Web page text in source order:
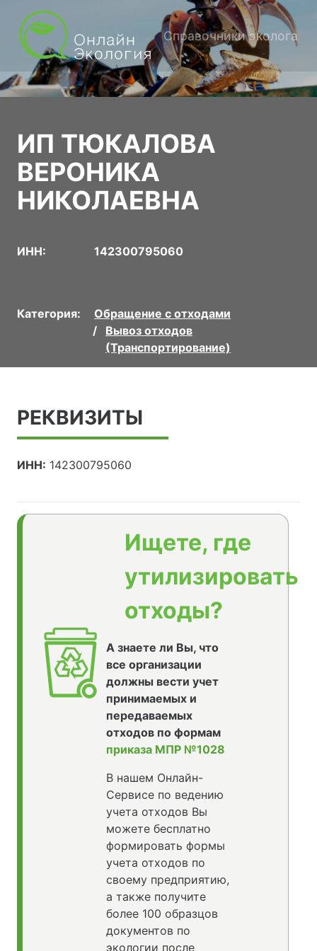
Справочники эколога
ИП ТЮКАЛОВА
ВЕРОНИКА
НИКОЛАЕВНА
ИНН: 142300795060
Категория:
Обращение с отходами
Вывоз отходов
(Транспортирование)
РЕКВИЗИТЫ
ИНН: 142300795060
Ищете, где
утилизировать
отходы?
А знаете ли Вы, что
все организации
должны вести учет
принимаемых и
передаваемых
отходов по формам
приказа МПР №1028
В нашем Онлайн-
Сервисе по ведению
учета отходов Вы
можете бесплатно
формировать формы
учета отходов по
своему предприятию,
а также получите
более 100 образцов
документов по
экологии после